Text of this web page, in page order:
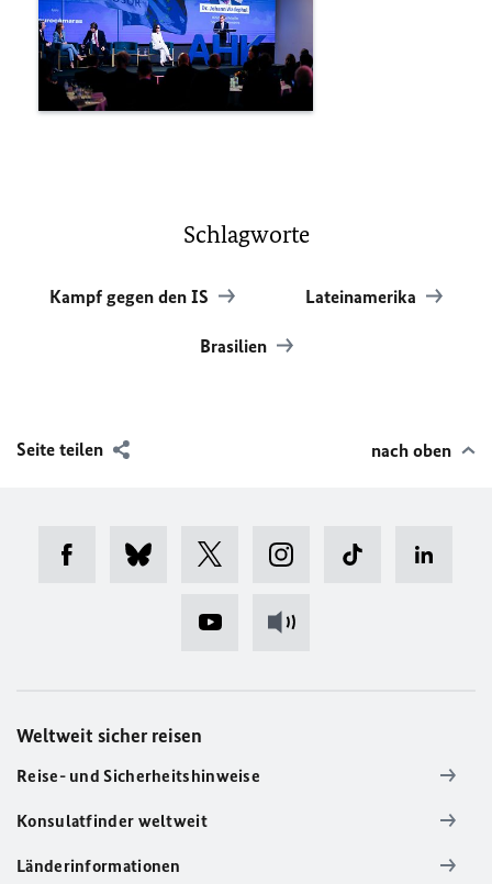
Schlagworte
Kampf gegen den IS Lateinamerika
Brasilien
Seite teilen nach oben
Weltweit sicher reisen
Reise- und Sicherheitshinweise
Konsulatfinder weltweit
Länderinformationen